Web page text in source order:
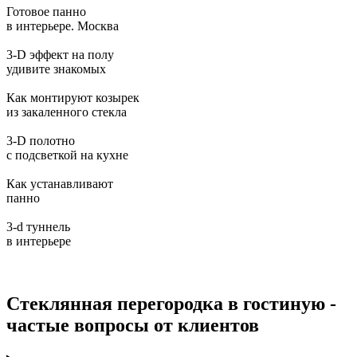
Готовое панно
в интерьере. Москва
3-D эффект на полу
удивите знакомых
Как монтируют козырек
из закаленного стекла
3-D полотно
с подсветкой на кухне
Как устанавливают
панно
3-d туннель
в интерьере
Стеклянная перегородка в гостиную -
частые вопросы от клиентов